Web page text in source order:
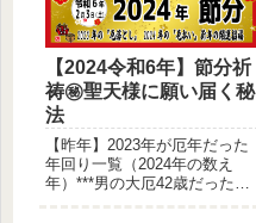
【2024令和6年】節分祈
祷㊙聖天様に願い届く秘
法
【昨年】2023年が厄年だった
年回り一覧（2024年の数え
年）***男の大厄42歳だったか